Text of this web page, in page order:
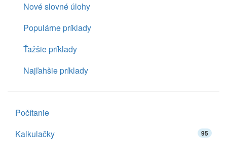
Nové slovné úlohy
Populárne príklady
Ťažšie príklady
Najľahšie príklady
Počítanie
Kalkulačky
95